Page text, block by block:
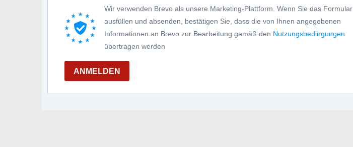
Wir verwenden Brevo als unsere Marketing-Plattform. Wenn Sie das Formular
ausfüllen und absenden, bestätigen Sie, dass die von Ihnen angegebenen
Informationen an Brevo zur Bearbeitung gemäß den Nutzungsbedingungen
übertragen werden
ANMELDEN